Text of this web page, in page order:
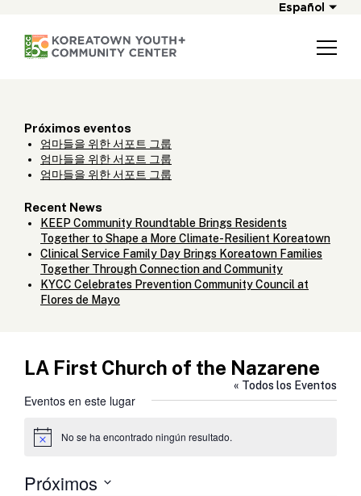
Español
Próximos eventos
엄마들을 위한 서포트 그룹
엄마들을 위한 서포트 그룹
엄마들을 위한 서포트 그룹
Recent News
KEEP Community Roundtable Brings Residents
Together to Shape a More Climate-Resilient Koreatown
Clinical Service Family Day Brings Koreatown Families
Together Through Connection and Community
KYCC Celebrates Prevention Community Council at
Flores de Mayo
LA First Church of the Nazarene
« Todos los Eventos
Eventos en este lugar
Aviso No se ha encontrado ningún resultado.
Próximos